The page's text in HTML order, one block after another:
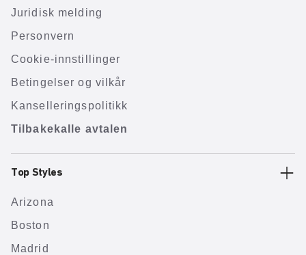
Juridisk melding
Personvern
Cookie-innstillinger
Betingelser og vilkår
Kanselleringspolitikk
Tilbakekalle avtalen
Top Styles
Arizona
Boston
Madrid